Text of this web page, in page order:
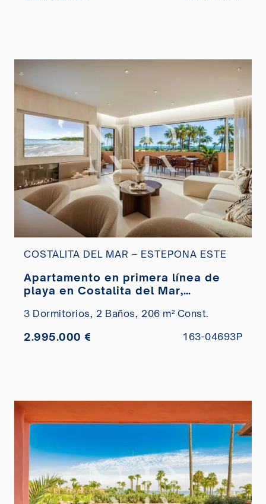
COSTALITA DEL MAR – ESTEPONA ESTE
Apartamento en primera línea de
playa en Costalita del Mar,
3 Dormitorios, 2 Baños, 206 m² Const.
2.995.000 € 163-04693P